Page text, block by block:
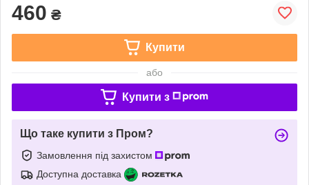
460 ₴
Купити
або
Купити з
Що таке купити з Пром?
Замовлення під захистом
Доступна доставка